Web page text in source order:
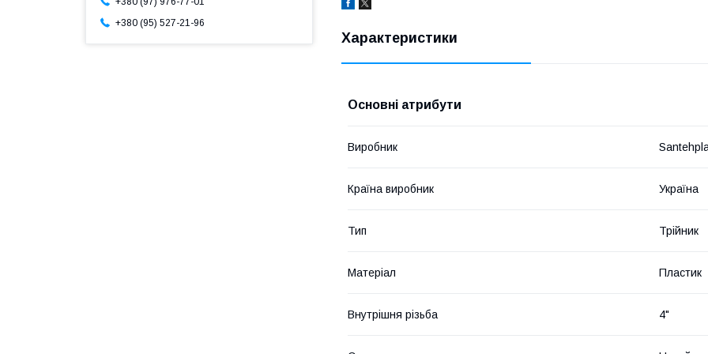
Характеристики
Основні атрибути
Виробник
Країна виробник Україна
Тип Трійник
Матеріал Пластик
Внутрішня різьба 4"
+380 (95) 527-21-96